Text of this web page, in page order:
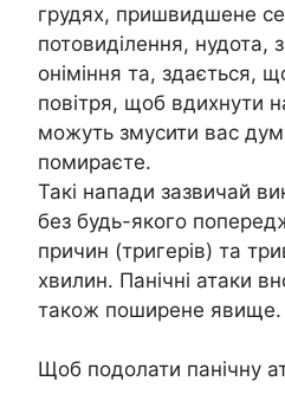
грудях, пришвидшене
потовиділення, нудота,
оніміння та, здається,
повітря, щоб вдихнути
можуть змусити вас
помираєте.
Такі напади зазвичай
без будь-якого
причин (тригерів) та
хвилин. Панічні атаки
також поширене явище.
Щоб подолати панічну